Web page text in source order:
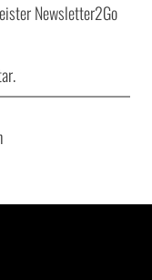
Newsletter2Go